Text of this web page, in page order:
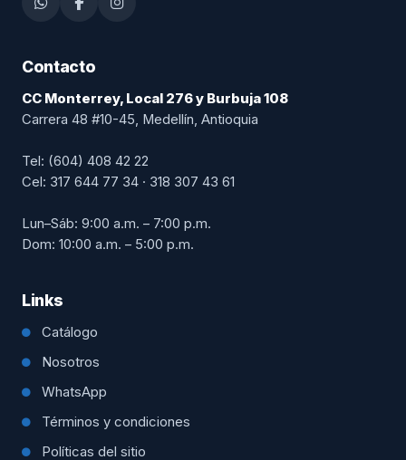
Contacto
CC Monterrey, Local 276 y Burbuja 108
Carrera 48 #10-45, Medellín, Antioquia
Tel: (604) 408 42 22
Cel: 317 644 77 34 · 318 307 43 61
Lun–Sáb: 9:00 a.m. – 7:00 p.m.
Dom: 10:00 a.m. – 5:00 p.m.
Links
Catálogo
Nosotros
WhatsApp
Términos y condiciones
Políticas del sitio